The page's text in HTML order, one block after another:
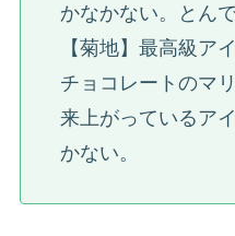
かなかない。とん
【菊地】最高級ア
チョコレートのマ
来上がっているア
かない。